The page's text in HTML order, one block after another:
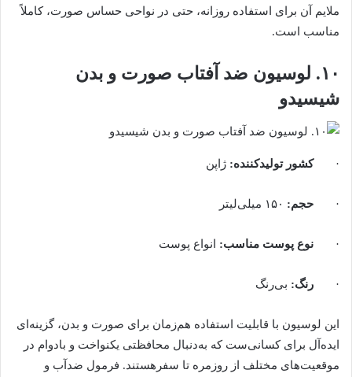
ملایم آن برای استفاده روزانه، حتی در نواحی حساس صورت، کاملاً
مناسب است.
۱۰. لوسیون ضد آفتاب صورت و بدن
شیسیدو
·کشور تولیدکننده: ژاپن
· حجم:
· نوع پوست مناسب: انواع پوست
· رنگ: بی‌رنگ
این لوسیون با قابلیت استفاده هم‌زمان برای صورت و بدن، گزینه‌ای
ایده‌آل برای کسانی‌ست که به‌دنبال محافظتی یکنواخت و بادوام در
موقعیت‌های مختلف از روزمره تا سفرهستند. فرمول ضدآب و